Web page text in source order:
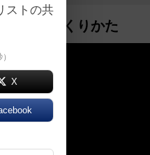
ッドのつくりかた
ストの共
X